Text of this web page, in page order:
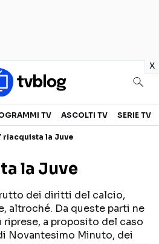
x
SERIE TV
REALITY SHOW
FICTION
TV ASCOLTI TV SERIE TV
riacquista la Juve
la Juve
dei diritti del calcio,
altroché. Da queste parti ne
riprese, a proposito del caso
Novantesimo Minuto, dei